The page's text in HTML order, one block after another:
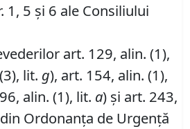
1, 5 și 6 ale Consiliului
art. 129, alin. (1),
lit. g), art. 154, alin. (1),
alin. (1), lit. a) și art. 243,
Ordonanța de Urgență